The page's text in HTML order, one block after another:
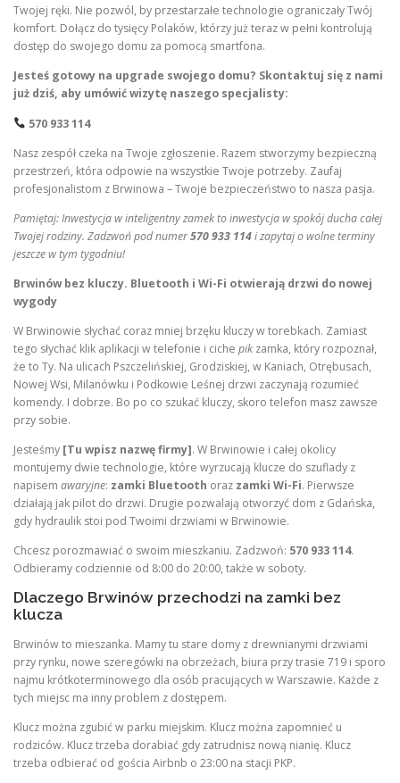
Twojej ręki. Nie pozwól, by przestarzałe technologie ograniczały Twój
komfort. Dołącz do tysięcy Polaków, którzy już teraz w pełni kontrolują
dostęp do swojego domu za pomocą smartfona.
Jesteś gotowy na upgrade swojego domu? Skontaktuj się z nami
już dziś, aby umówić wizytę naszego specjalisty:
570 933 114
Nasz zespół czeka na Twoje zgłoszenie. Razem stworzymy bezpieczną
przestrzeń, która odpowie na wszystkie Twoje potrzeby. Zaufaj
profesjonalistom z Brwinowa – Twoje bezpieczeństwo to nasza pasja.
Pamiętaj: Inwestycja w inteligentny zamek to inwestycja w spokój ducha całej
Twojej rodziny. Zadzwoń pod numer570 933 114i zapytaj o wolne terminy
jeszcze w tym tygodniu!
Brwinów bez kluczy. Bluetooth i Wi-Fi otwierają drzwi do nowej
wygody
W Brwinowie słychać coraz mniej brzęku kluczy w torebkach. Zamiast
tego słychać klik aplikacji w telefonie i ciche pik zamka, który rozpoznał,
że to Ty. Na ulicach Pszczelińskiej, Grodziskiej, w Kaniach, Otrębusach,
Nowej Wsi, Milanówku i Podkowie Leśnej drzwi zaczynają rozumieć
komendy. I dobrze. Bo po co szukać kluczy, skoro telefon masz zawsze
przy sobie.
Jesteśmy [Tu wpisz nazwę firmy]. W Brwinowie i całej okolicy
montujemy dwie technologie, które wyrzucają klucze do szuflady z
napisem awaryjne: zamki Bluetooth oraz zamki Wi-Fi. Pierwsze
działają jak pilot do drzwi. Drugie pozwalają otworzyć dom z Gdańska,
gdy hydraulik stoi pod Twoimi drzwiami w Brwinowie.
Chcesz porozmawiać o swoim mieszkaniu. Zadzwoń: 570 933 114.
Odbieramy codziennie od 8:00 do 20:00, także w soboty.
Dlaczego Brwinów przechodzi na zamki bez
klucza
Brwinów to mieszanka. Mamy tu stare domy z drewnianymi drzwiami
przy rynku, nowe szeregówki na obrzeżach, biura przy trasie 719 i sporo
najmu krótkoterminowego dla osób pracujących w Warszawie. Każde z
tych miejsc ma inny problem z dostępem.
Klucz można zgubić w parku miejskim. Klucz można zapomnieć u
rodziców. Klucz trzeba dorabiać gdy zatrudnisz nową nianię. Klucz
trzeba odbierać od gościa Airbnb o 23:00 na stacji PKP.